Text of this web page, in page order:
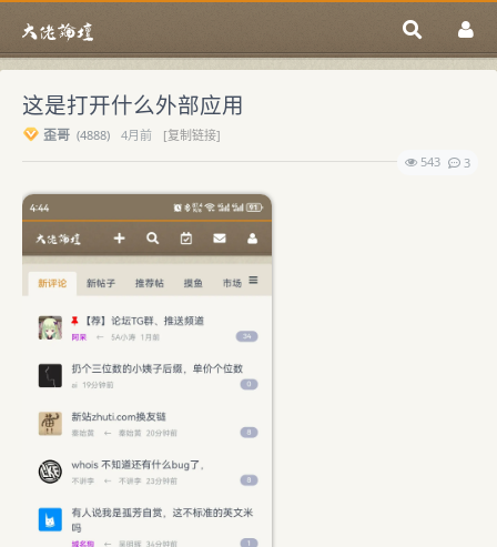
这是打开什么外部应用
歪哥 (4888) 4月前
[复制链接]
543
3